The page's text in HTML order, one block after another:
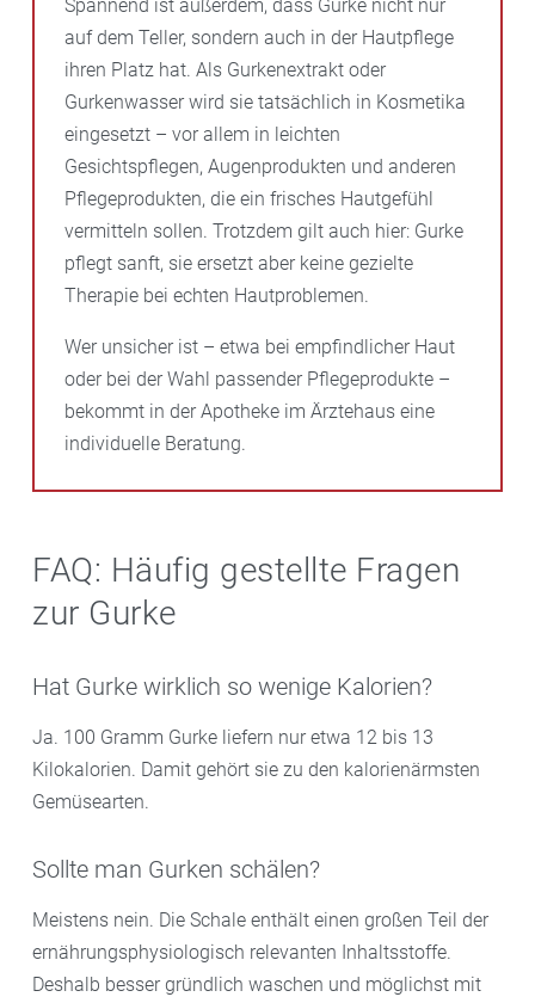
Spannend ist außerdem, dass Gurke nicht nur
auf dem Teller, sondern auch in der Hautpflege
ihren Platz hat. Als Gurkenextrakt oder
Gurkenwasser wird sie tatsächlich in Kosmetika
eingesetzt – vor allem in leichten
Gesichtspflegen, Augenprodukten und anderen
Pflegeprodukten, die ein frisches Hautgefühl
vermitteln sollen. Trotzdem gilt auch hier: Gurke
pflegt sanft, sie ersetzt aber keine gezielte
Therapie bei echten Hautproblemen.
Wer unsicher ist – etwa bei empfindlicher Haut
oder bei der Wahl passender Pflegeprodukte –
bekommt in der Apotheke im Ärztehaus eine
individuelle Beratung.
FAQ: Häufig gestellte Fragen
zur Gurke
Hat Gurke wirklich so wenige Kalorien?
Ja. 100 Gramm Gurke liefern nur etwa 12 bis 13
Kilokalorien. Damit gehört sie zu den kalorienärmsten
Gemüsearten.
Sollte man Gurken schälen?
Meistens nein. Die Schale enthält einen großen Teil der
ernährungsphysiologisch relevanten Inhaltsstoffe.
Deshalb besser gründlich waschen und möglichst mit